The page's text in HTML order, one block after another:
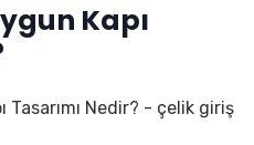
Kapı
Tasarımı Nedir? - çelik giriş